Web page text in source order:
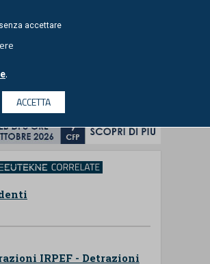
accettare
.
ACCETTA